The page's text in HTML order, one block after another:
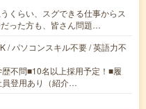
くらい、スグできる仕事からス
った方も、皆さん問題…
/ パソコンスキル不要 / 英語力不
不問■10名以上採用予定！■履
員登用あり（紹介…